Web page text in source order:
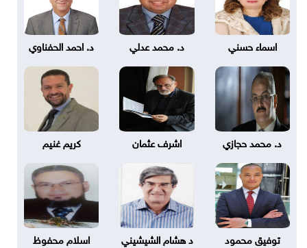
اسماء حسني د. محمد عدلي د. احمد الحفناوي
د. محمد حجازي اشرف عثمان كريم غنيم
توفيق محمود د هشام الشيشيني اسلام محفوظ